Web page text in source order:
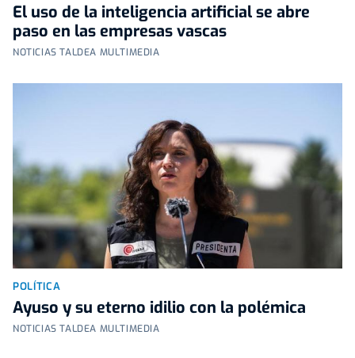
El uso de la inteligencia artificial se abre
paso en las empresas vascas
NOTICIAS TALDEA MULTIMEDIA
POLÍTICA
Ayuso y su eterno idilio con la polémica
NOTICIAS TALDEA MULTIMEDIA